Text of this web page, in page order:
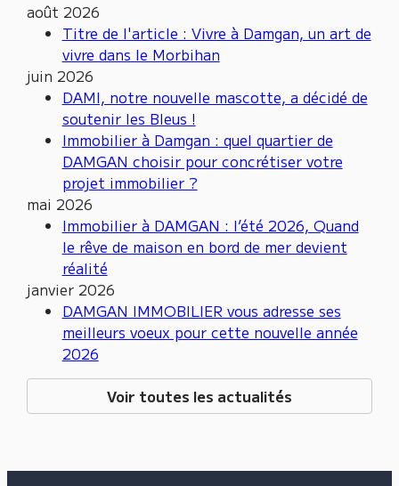
août 2026
Titre de l'article : Vivre à Damgan, un art de
vivre dans le Morbihan
juin 2026
DAMI, notre nouvelle mascotte, a décidé de
soutenir les Bleus !
Immobilier à Damgan : quel quartier de
DAMGAN choisir pour concrétiser votre
projet immobilier ?
mai 2026
Immobilier à DAMGAN : l’été 2026, Quand
le rêve de maison en bord de mer devient
réalité
janvier 2026
DAMGAN IMMOBILIER vous adresse ses
meilleurs voeux pour cette nouvelle année
2026
Voir toutes les actualités